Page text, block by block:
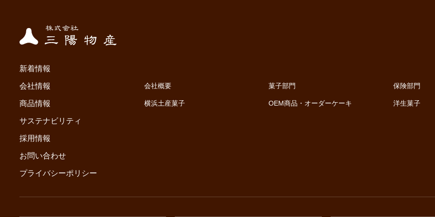
新着情報
会社情報 会社概要 菓子部門 保険部門
商品情報 横浜土産菓子 OEM商品・オーダーケーキ 洋生菓子
サステナビリティ
採用情報
お問い合わせ
プライバシーポリシー